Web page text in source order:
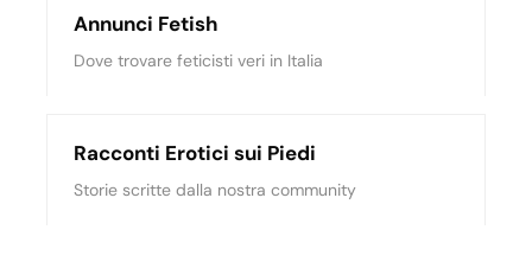
Annunci Fetish
Dove trovare feticisti veri in Italia
Racconti Erotici sui Piedi
Storie scritte dalla nostra community